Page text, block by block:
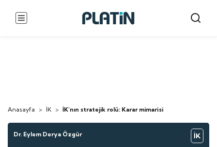
Anasayfa > İK > İK'nın stratejik rolü: Karar mimarisi
Dr. Eylem Derya Özgür İK